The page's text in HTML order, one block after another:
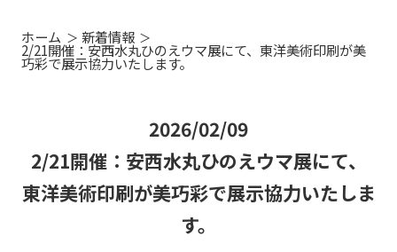
ホーム 新着情報
2/21開催：安西水丸ひのえウマ展にて、東洋美術印刷が美
巧彩で展示協力いたします。
2026/02/09
2/21開催：安西水丸ひのえウマ展にて、
東洋美術印刷が美巧彩で展示協力いたしま
す。